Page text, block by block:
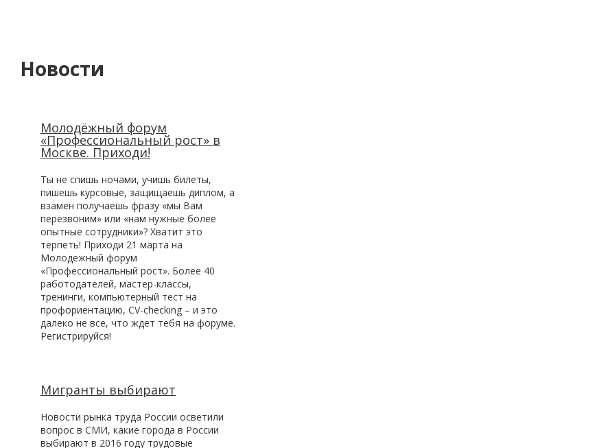
Новости
Молодёжный форум
«Профессиональный рост» в
Москве. Приходи!
Ты не спишь ночами, учишь билеты,
пишешь курсовые, защищаешь диплом, а
взамен получаешь фразу «мы Вам
перезвоним» или «нам нужные более
опытные сотрудники»? Хватит это
терпеть! Приходи 21 марта на
Молодежный форум
«Профессиональный рост». Более 40
работодателей, мастер-классы,
тренинги, компьютерный тест на
профориентацию, CV-checking – и это
далеко не все, что ждет тебя на форуме.
Регистрируйся!
Мигранты выбирают
Новости рынка труда России осветили
вопрос в СМИ, какие города в России
выбирают в 2016 году трудовые